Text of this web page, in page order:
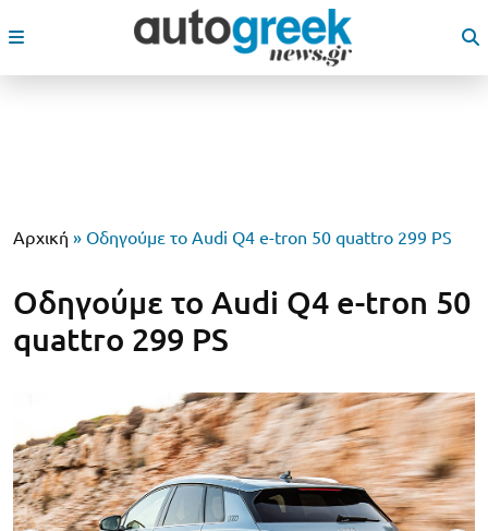
Αρχική » Οδηγούμε το Audi Q4 e-tron 50 quattro 299 PS
Οδηγούμε το Audi Q4 e-tron 50
quattro 299 PS